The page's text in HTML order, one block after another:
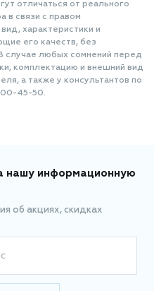
отличаться от реального
в связи с правом
характеристики и
его качеств, без
случае любых сомнений перед
комплектацию и внешний вид
а также у консультантов по
45-50.
нашу информационную
об акциях, скидках